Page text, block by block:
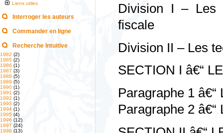
Liens utiles
Interroger les auteurs
Commander en ligne
Recherche Intuitive
1982 (2)
1985 (2)
1986 (1)
1987 (3)
1988 (5)
1989 (5)
1990 (1)
1991 (2)
1992 (1)
1993 (2)
1994 (1)
1995 (4)
1996 (12)
1997 (24)
1998 (13)
Division I – Les
fiscale
Division II – Les
SECTION I â€“
Paragraphe 1
Paragraphe 2